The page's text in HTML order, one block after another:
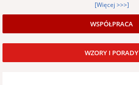
[Więcej >>>]
WSPÓŁPRACA
WZORY I PORADY